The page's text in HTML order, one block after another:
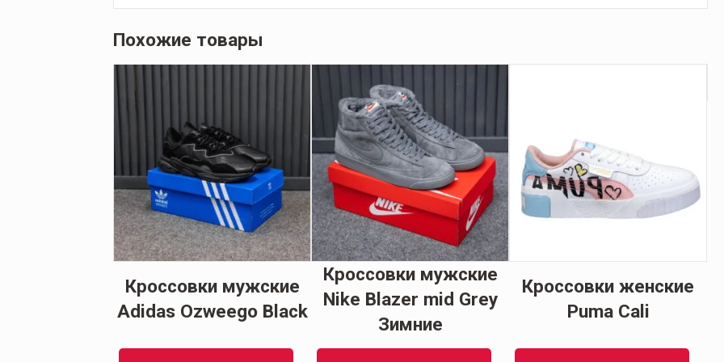
Похожие товары
Кроссовки мужские
Adidas Ozweego Black
Кроссовки мужские
Nike Blazer mid Grey
Зимние
Кроссовки женские
Puma Cali